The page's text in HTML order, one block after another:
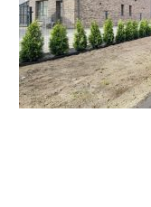
Kontaktai